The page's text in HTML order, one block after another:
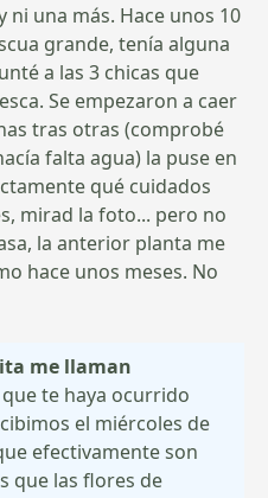
ni una más. Hace unos 10
grande, tenía alguna
a las 3 chicas que
Se empezaron a caer
tras otras (comprobé
falta agua) la puse en
qué cuidados
mirad la foto... pero no
la anterior planta me
hace unos meses. No
me llaman
te haya ocurrido
el miércoles de
efectivamente son
que las flores de